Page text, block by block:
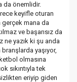
da önemlidir.
keyifle oturan
mana da
ve başarısız da
ne yazık ki şu anda
yaşıyor,
olmasına
sıkıntıyla tek
eriyip giden